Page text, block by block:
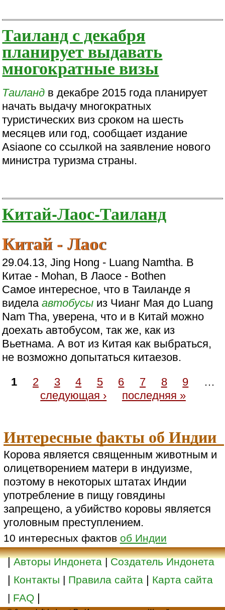
Таиланд с декабря
планирует выдавать
многократные визы
Таиланд в декабре 2015 года планирует
начать выдачу многократных
туристических виз сроком на шесть
месяцев или год, сообщает издание
Asiaone со ссылкой на заявление нового
министра туризма страны.
Китай-Лаос-Таиланд
Китай - Лаос
29.04.13, Jing Hong - Luang Namtha. В
Китае - Mohan, В Лаосе - Bothen
Самое интересное, что в Таиланде я
виделаавтобусы из Чианг Мая до Luang
Nam Tha, уверена, что и в Китай можно
доехать автобусом, так же, как из
Вьетнама. А вот из Китая как выбраться,
не возможно допытаться китаезов.
1
2 3 4 5 6 7 8 9
…
следующая ›
последняя »
Интересные факты об Индии
Корова является священным животным и
олицетворением матери в индуизме,
поэтому в некоторых штатах Индии
употребление в пищу говядины
запрещено, а убийство коровы является
уголовным преступлением.
10 интересных фактов об Индии
|Авторы Индонета|Создатель Индонета
| Контакты | Правила сайта | Карта сайта
| FAQ |